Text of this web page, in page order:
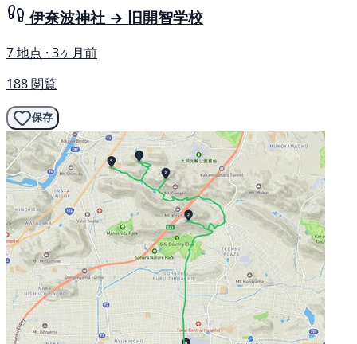
伊奈波神社 → 旧開智学校
7 地点 · 3ヶ月前
188 閲覧
保存